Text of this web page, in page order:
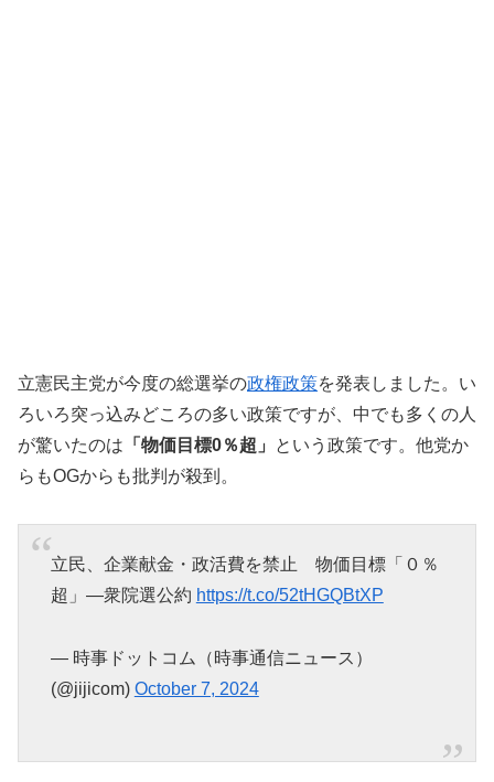
立憲民主党が今度の総選挙の政権政策を発表しました。い
ろいろ突っ込みどころの多い政策ですが、中でも多くの人
が驚いたのは 「物価目標0％超」
という政策です。他党か
らもOGからも批判が殺到。
立民、企業献金・政活費を禁止 物価目標「０％
超」―衆院選公約 https://t.co/52tHGQBtXP
— 時事ドットコム（時事通信ニュース）
(@jijicom) October 7, 2024